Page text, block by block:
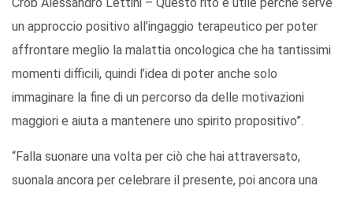
un approccio positivo all’ingaggio terapeutico per poter
affrontare meglio la malattia oncologica che ha tantissimi
momenti difficili, quindi l’idea di poter anche solo
immaginare la fine di un percorso da delle motivazioni
maggiori e aiuta a mantenere uno spirito propositivo”.
“Falla suonare una volta per ciò che hai attraversato,
suonala ancora per celebrare il presente, poi ancora una